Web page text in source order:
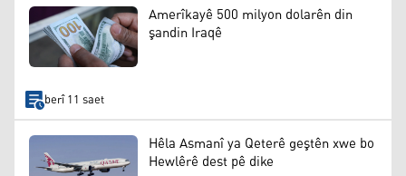
Amerîkayê 500 milyon dolarên din
şandin Iraqê
berî 11 saet
Hêla Asmanî ya Qeterê geştên xwe bo
Hewlêrê dest pê dike